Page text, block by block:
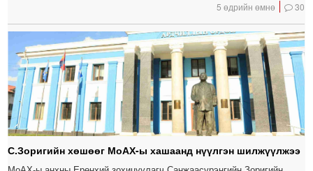
5 өдрийн өмнө 30
С.Зоригийн хөшөөг МоАХ-ы хашаанд нүүлгэн шилжүүлжээ